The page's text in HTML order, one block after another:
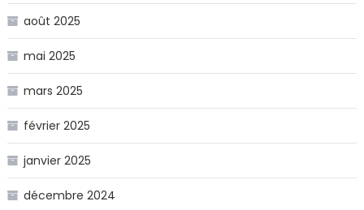
août 2025
mai 2025
mars 2025
février 2025
janvier 2025
décembre 2024